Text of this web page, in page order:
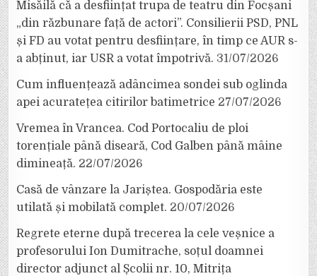
Misăilă că a desființat trupa de teatru din Focșani
„din răzbunare față de actori”. Consilierii PSD, PNL
și FD au votat pentru desființare, în timp ce AUR s-
a abținut, iar USR a votat împotrivă. 31/07/2026
Cum influențează adâncimea sondei sub oglinda
apei acuratețea citirilor batimetrice 27/07/2026
Vremea în Vrancea. Cod Portocaliu de ploi
torențiale până diseară, Cod Galben până mâine
dimineață. 22/07/2026
Casă de vânzare la Jariștea. Gospodăria este
utilată și mobilată complet. 20/07/2026
Regrete eterne după trecerea la cele veșnice a
profesorului Ion Dumitrache, soțul doamnei
director adjunct al Școlii nr. 10, Mitrița